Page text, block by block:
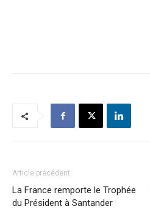
Article précédent
La France remporte le Trophée
du Président à Santander